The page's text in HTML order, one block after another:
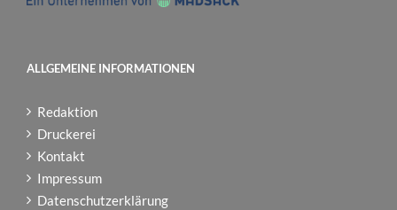
ALLGEMEINE INFORMATIONEN
Redaktion
Druckerei
Kontakt
Impressum
Datenschutzerklärung